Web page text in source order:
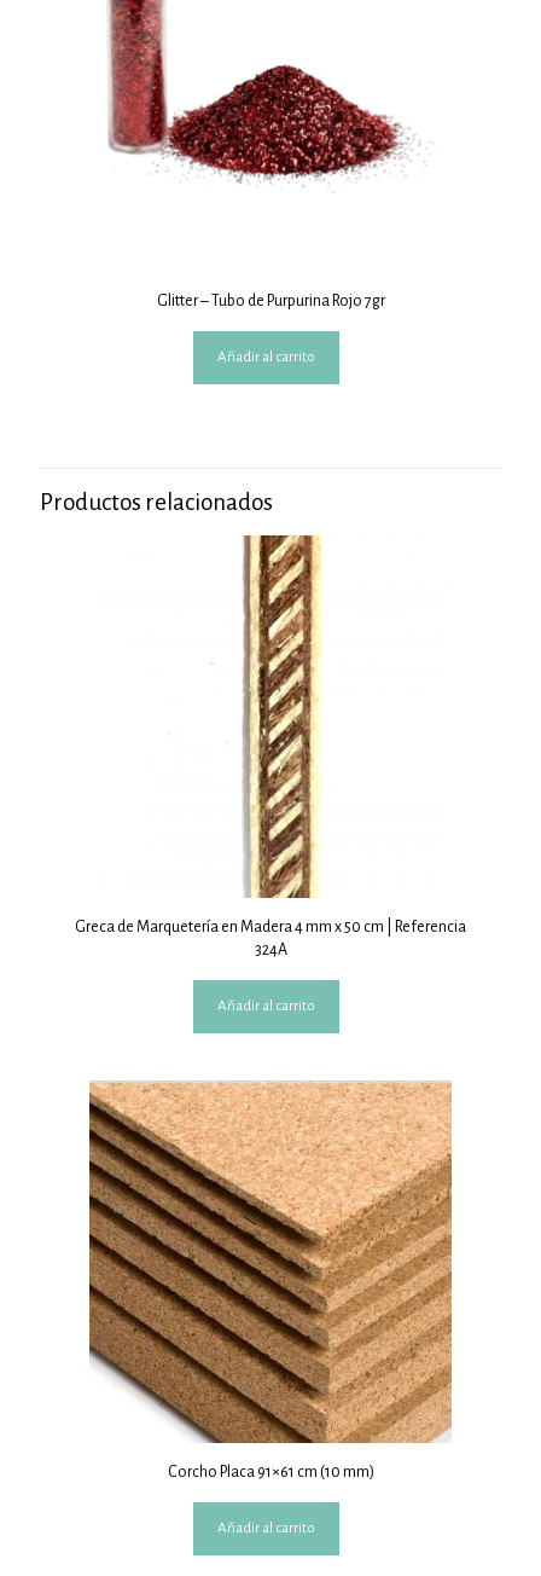
Glitter – Tubo de Purpurina Rojo 7gr
Añadir al carrito
Productos relacionados
Greca de Marquetería en Madera 4 mm x 50 cm | Referencia
324A
Añadir al carrito
Corcho Placa 91×61 cm (10 mm)
Añadir al carrito